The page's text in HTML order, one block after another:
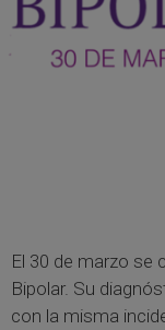
El 30 de marzo se
Bipolar. Su
con la misma